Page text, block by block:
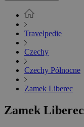
Travelpedie
Czechy
Czechy Północne
Zamek Liberec
Zamek Liberec